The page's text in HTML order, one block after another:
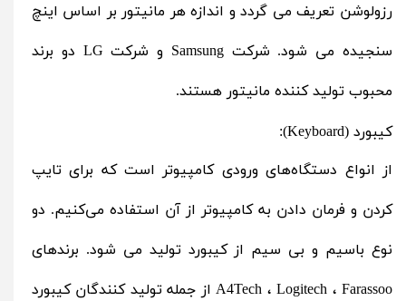
رزولوشن تعریف می گردد و اندازه هر مانیتور بر اساس اینچ
سنجیده می شود. شرکتSamsung و شرکت LG دو برند
محبوب تولید کننده مانیتور هستند.
کیبورد (Keyboard):
از انواع دستگاه‌های ورودی کامپیوتر است که برای تایپ
کردن و فرمان دادن به کامپیوتر از آن استفاده می‌کنیم. دو
نوع باسیم و بی سیم از کیبورد تولید می شود. برندهای
A4Tech ،Logitech
، Farassoo از جمله تولید کنندگان کیبورد